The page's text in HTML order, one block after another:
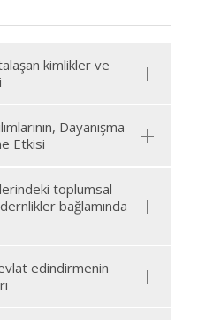
kimlikler ve
Dayanışma
Etkisi
toplumsal
bağlamında
edindirmenin